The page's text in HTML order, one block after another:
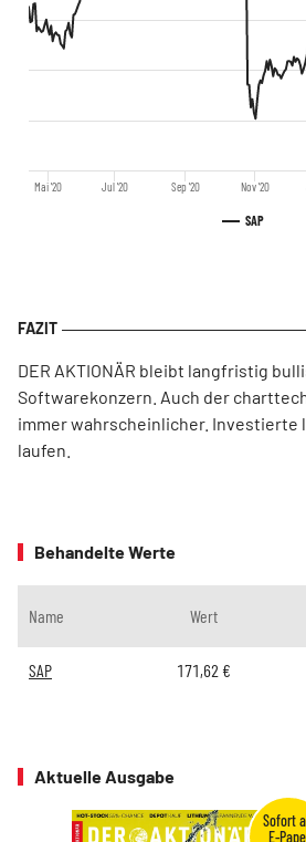
SAP
Mai '20 Jul '20 Sep '20 Nov '20
DER AKTIONÄR bleibt langfristig
Softwarekonzern. Auch der
immer wahrscheinlicher. Investierte
laufen.
Behandelte Werte
Name Wert
SAP 171,62 €
Aktuelle Ausgabe